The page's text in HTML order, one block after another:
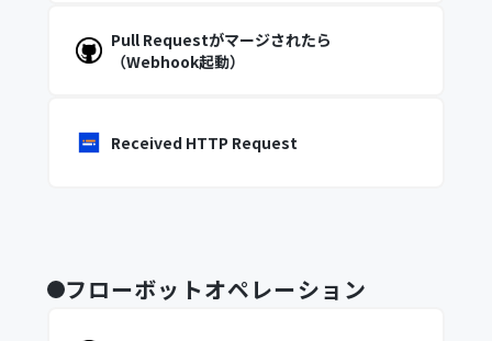
Pull Requestがマージされたら
（Webhook起動）
Received HTTP Request
フローボットオペレーション